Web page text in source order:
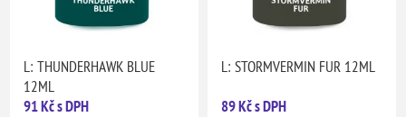
L: THUNDERHAWK BLUE
12ML
91 Kč s DPH
L: STORMVERMIN FUR 12ML
89 Kč s DPH